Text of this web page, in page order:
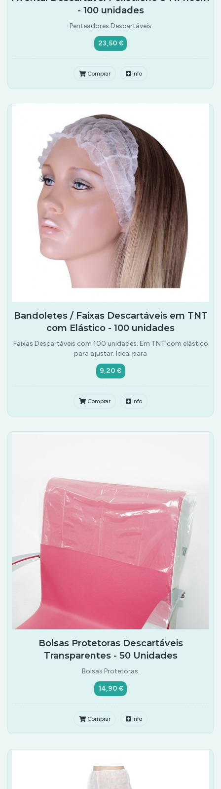
- 100 unidades
Penteadores Descartáveis
23,50 €
Comprar Info
Bandoletes / Faixas Descartáveis em TNT
com Elástico - 100 unidades
Faixas Descartáveis com 100 unidades. Em TNT com elástico
para ajustar. Ideal para
9,20 €
Comprar Info
Bolsas Protetoras Descartáveis
Transparentes - 50 Unidades
Bolsas Protetoras.
14,90 €
Comprar Info